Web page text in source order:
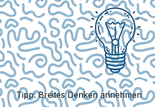
Tipp: Breites Denken annehmen